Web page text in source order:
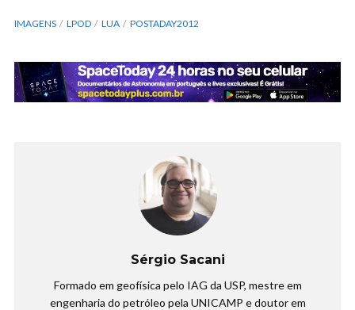
IMAGENS LPOD LUA POSTADAY2012
Sérgio Sacani
Formado em geofísica pelo IAG da USP, mestre em
engenharia do petróleo pela UNICAMP e doutor em